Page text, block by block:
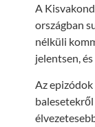
A
országban
nélküli
jelentsen,
Az